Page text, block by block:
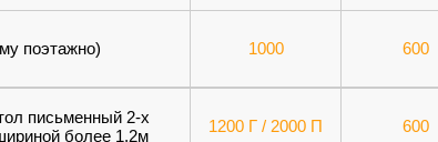
поэтажно) 1000 600
письменный 2-х
более 1,2м
1200 Г / 2000 П 600